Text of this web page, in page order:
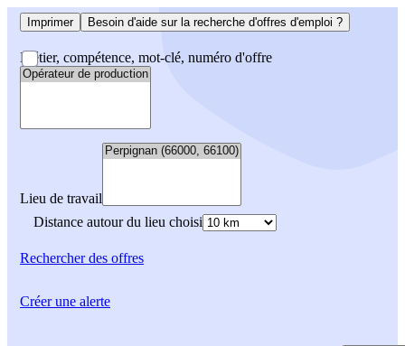
Imprimer Besoin d'aide sur la recherche d'offres d'emploi ?
Métier, compétence, mot-clé, numéro d'offre
Lieu de travail
Distance autour du lieu choisi
Rechercherdes offres
Créer une alerte